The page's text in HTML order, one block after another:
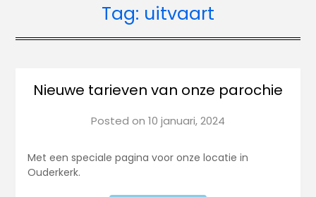
Tag: uitvaart
Nieuwe tarieven van onze parochie
Posted on 10 januari, 2024
Met een speciale pagina voor onze locatie in
Ouderkerk.